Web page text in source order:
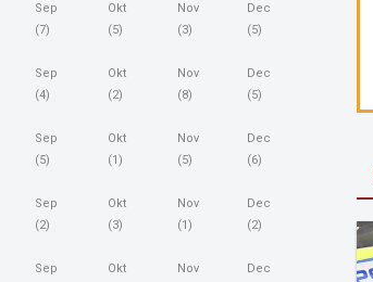
Sep
(7)
Okt
(5)
Nov
(3)
Dec
(5)
Sep
(4)
Okt
(2)
Nov
(8)
Dec
(5)
Sep
(5)
Okt
(1)
Nov
(5)
Dec
(6)
Sep
(2)
Okt
(3)
Nov
(1)
Dec
(2)
Sep
Okt
Nov
Dec